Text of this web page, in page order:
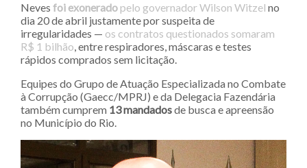
Neves foi exonerado pelo governador Wilson Witzel no
dia 20 de abril justamente por suspeita de
irregularidades — os contratos questionados somaram
R$ 1 bilhão, entre respiradores, máscaras e testes
rápidos comprados sem licitação.
Equipes do Grupo de Atuação Especializada no Combate
à Corrupção (Gaecc/MPRJ) e da Delegacia Fazendária
também cumprem 13 mandadosde busca e apreensão
no Município do Rio.